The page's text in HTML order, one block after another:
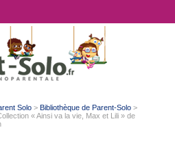
Solo> Bibliothèque de Parent-Solo>
« Ainsi va la vie, Max et Lili » de